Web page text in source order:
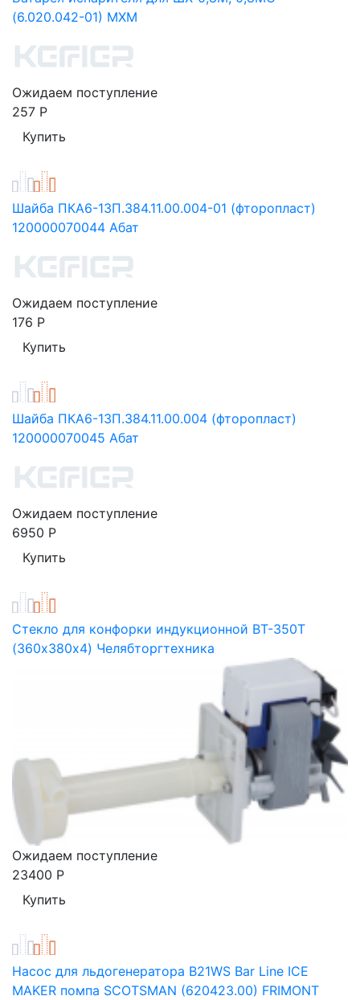
(6.020.042-01) МХМ
Ожидаем поступление
257 Р
Шайба ПКА6-13П.384.11.00.004-01 (фторопласт)
120000070044 Абат
Ожидаем поступление
176 Р
Шайба ПКА6-13П.384.11.00.004 (фторопласт)
120000070045 Абат
Ожидаем поступление
6950 Р
Стекло для конфорки индукционной ВТ-350T
(360х380х4) Челябторгтехника
Ожидаем поступление
23400 Р
Насос для льдогенератора B21WS Bar Line ICE
MAKER помпа SCOTSMAN (620423.00) FRIMONT